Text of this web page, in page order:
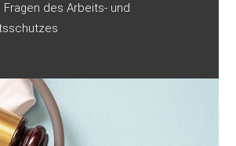
Fragen des Arbeits- und